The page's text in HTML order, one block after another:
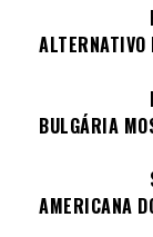
BULGÁRIA
AMERICANA